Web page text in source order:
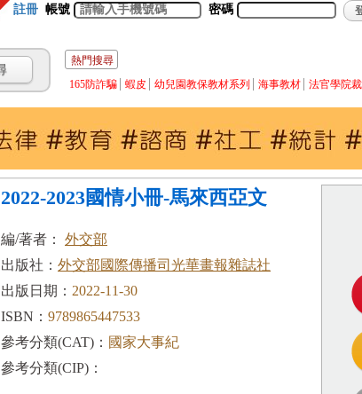
註冊 帳號 密碼
熱門搜尋
165防詐騙
蝦皮 幼兒園教保教材系列 海事教材 法官學院
2022-2023國情小冊-馬來西亞文
編/著者： 外交部
出版社： 外交部國際傳播司光華畫報雜誌社
出版日期： 2022-11-30
ISBN： 9789865447533
參考分類(CAT)： 國家大事紀
參考分類(CIP)：